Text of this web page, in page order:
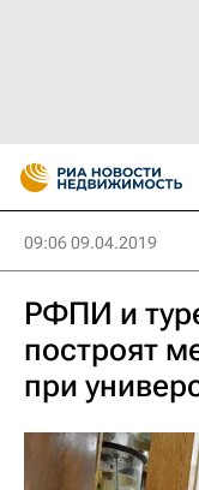
09:06 09.04.2019
РФПИ и
построят
при